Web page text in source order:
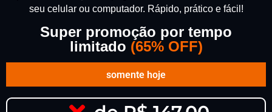
seu celular ou computador. Rápido, prático e fácil!
Super promoção por tempo
limitado (65% OFF)
somente hoje